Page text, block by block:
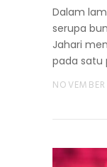
Dalam
serupa
Jahari
pada satu